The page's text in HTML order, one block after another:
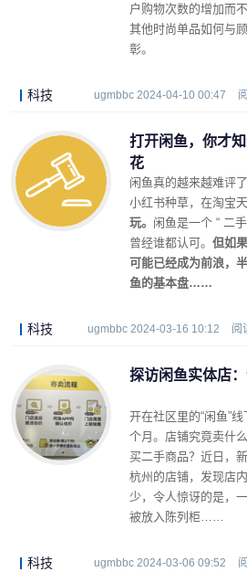
户购物次数的增加而
其他时尚单品如何与
彰。
科技 ugmbbc 2024-04-10 00:47
打开闲鱼，你才
花
闲鱼真的越来越难评
小红书种草，在淘宝天
玩。 闲鱼是一个 “ 二
曾经谁都认可。 但如
可能已经成为前浪，
鱼的基本盘……
科技 ugmbbc 2024-03-16 10:12 阅
探访闲鱼实体店
开在社区里的“闲鱼”
个月。店铺究竟卖什
买二手商品？近日，
杭州的店铺，发现店
少，令人惊讶的是，
被放入陈列柜……
科技 ugmbbc 2024-03-06 09:52